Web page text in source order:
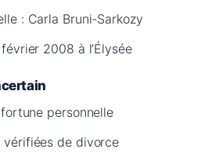
: Carla Bruni-Sarkozy
2008 à l’Élysée
personnelle
vérifiées de divorce